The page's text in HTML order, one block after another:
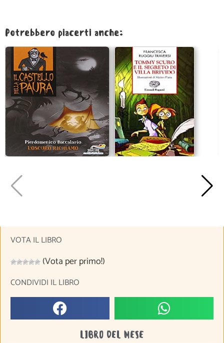
Potrebbero piacerti anche:
VOTA IL LIBRO
(Vota per primo!)
CONDIVIDI IL LIBRO
LIBRO DEL MESE